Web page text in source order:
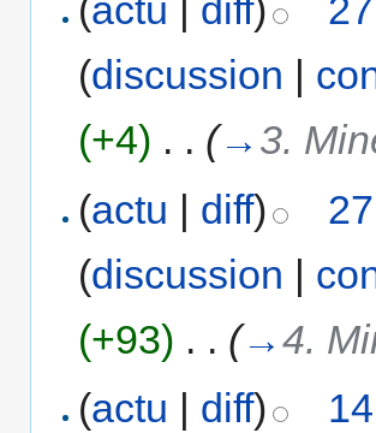
(actu | diff)
(discussion |
(+4) . . (→ 3.
(actu | diff)
(discussion |
(+93) . . (→4.
(actu | diff)